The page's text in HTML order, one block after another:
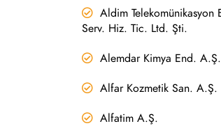
Aldim Telekomünikasyon
Serv. Hiz. Tic. Ltd. Şti.
Alemdar Kimya End. A.Ş.
Alfar Kozmetik San. A.Ş.
Alfatim A.Ş.